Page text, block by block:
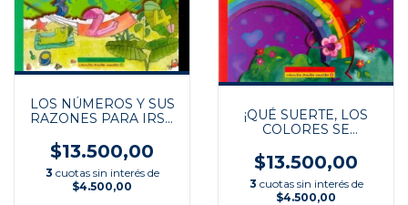
LOS NÚMEROS Y SUS
RAZONES PARA IRSE
$13.500,00
3 cuotas sin interés de
$4.500,00
¡QUÉ SUERTE, LOS
COLORES SE
$13.500,00
3 cuotas sin interés de
$4.500,00